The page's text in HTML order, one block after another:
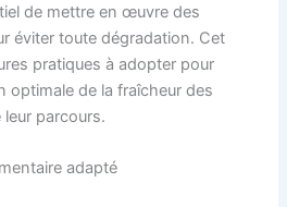
de mettre en œuvre des
éviter toute dégradation. Cet
pratiques à adopter pour
optimale de la fraîcheur des
parcours.
adapté